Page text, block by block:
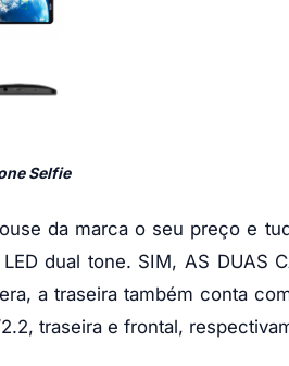
Selfie
da marca o seu preço e
dual tone. SIM, AS DUAS
a traseira também conta
traseira e frontal,